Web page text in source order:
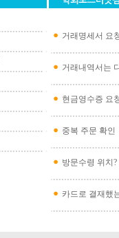
거래명세서 요
거래내역서는
현금영수증 요
중복 주문 확인
방문수령 위치?
카드로 결재했